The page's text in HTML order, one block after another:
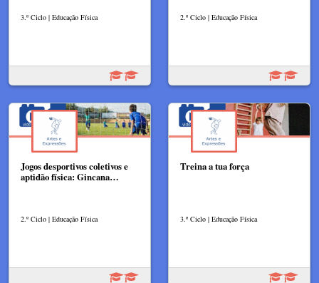
3.º Ciclo | Educação Física 2.º Ciclo | Educação Física
Jogos desportivos coletivos e
aptidão física: Gincana…
2.º Ciclo | Educação Física
Treina a tua força
3.º Ciclo | Educação Física